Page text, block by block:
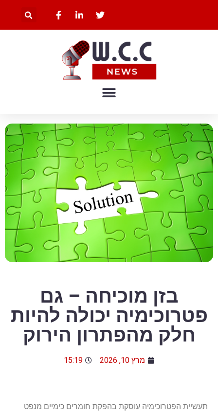
בזן מוכיחה – גם
פטרוכימיה יכולה להיות
חלק מהפתרון הירוק
מרץ 10, 2026 15:19
תעשיית הפטרוכימיה עוסקת בהפקת חומרים כימיים מנפט